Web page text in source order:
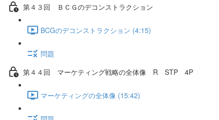
第４３回 ＢＣＧのデコンストラクション
BCGのデコンストラクション (4:15)
問題
第４４回 マーケティング戦略の全体像 R STP 4P
マーケティングの全体像 (15:42)